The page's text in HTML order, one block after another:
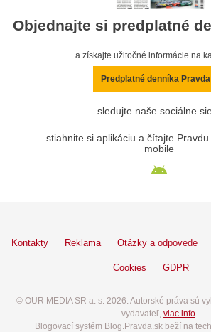
Objednajte si predplatné
a získajte užitočné informácie na
Predplatné denníka Pravda
sledujte naše sociálne
stiahnite si aplikáciu a čítajte
mobile
Kontakty Reklama Otázky a odpovede
Cookies GDPR
© OUR MEDIA SR a. s. 2026. Autorské práva sú
vydavateľ, viac info.
Blogovací systém Blog.Pravda.sk beží na